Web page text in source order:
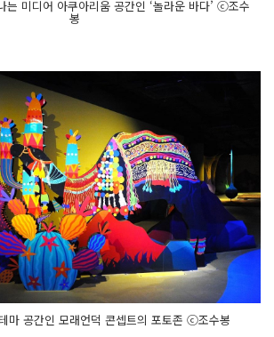
는 미디어 아쿠아리움 공간인 ‘놀라운 바다’ ⓒ조수
봉
마 공간인 모래언덕 콘셉트의 포토존 ⓒ조수봉